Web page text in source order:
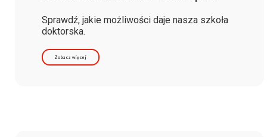
Sprawdź, jakie możliwości daje nasza szkoła
doktorska.
Zobacz więcej